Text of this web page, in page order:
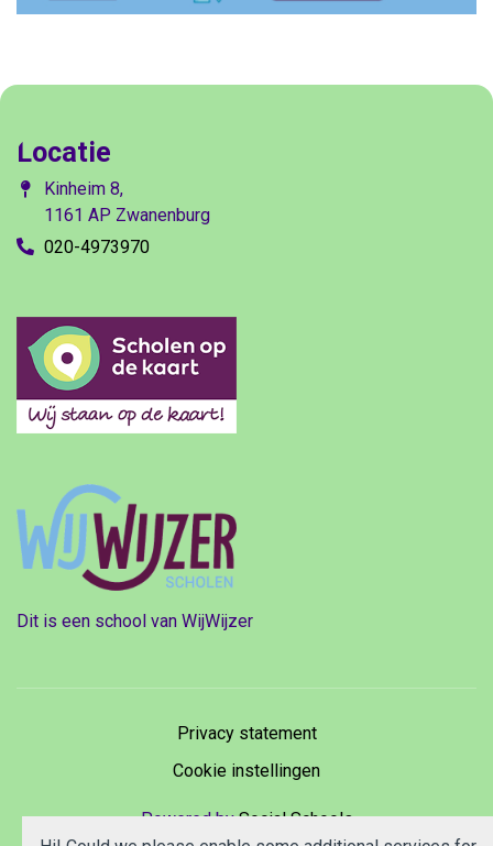
Locatie
Kinheim 8,
1161 AP Zwanenburg
020-4973970
Dit is een school van WijWijzer
Privacy statement
Cookie instellingen
Powered bySocial Schools